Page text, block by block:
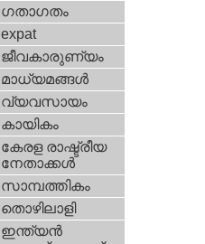
ഗതാഗതം
expat
ജീവകാരുണ്യം
മാധ്യമങ്ങള്‍
വ്യവസായം
കായികം
കേരള രാഷ്ട്രീയ
നേതാക്കള്‍
സാമ്പത്തികം
തൊഴിലാളി
ഇന്ത്യന്‍